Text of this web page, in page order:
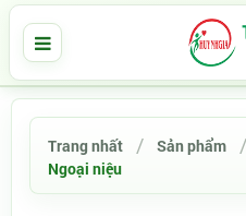
Trang nhất Sản phẩm
Ngoại niệu